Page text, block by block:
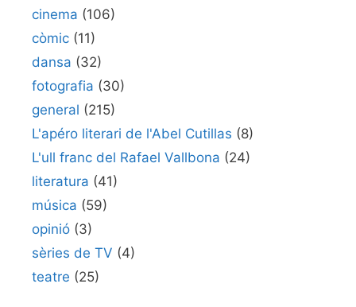
cinema (106)
còmic (11)
dansa (32)
fotografia (30)
general (215)
L'apéro literari de l'Abel Cutillas (8)
L'ull franc del Rafael Vallbona (24)
literatura (41)
música (59)
opinió (3)
sèries de TV (4)
teatre (25)